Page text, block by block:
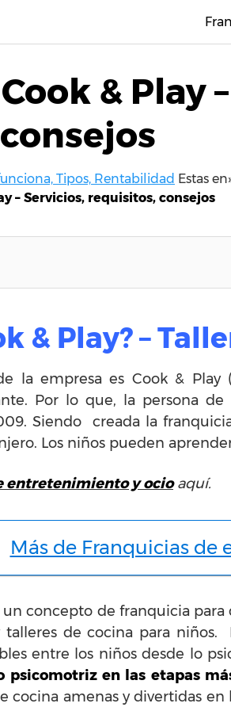
& Play
Tipos, Rentabilidad Estas
– Servicios, requisitos, consejos
& Play? –
la empresa es Cook & Play
Por lo que, la persona
Siendo creada la
Los niños pueden
entretenimiento y ocio aquí.
Más de Franquicias
concepto de franquicia para
talleres de cocina para
entre los niños desde lo
psicomotriz en las etapas
cocina amenas y divertidas